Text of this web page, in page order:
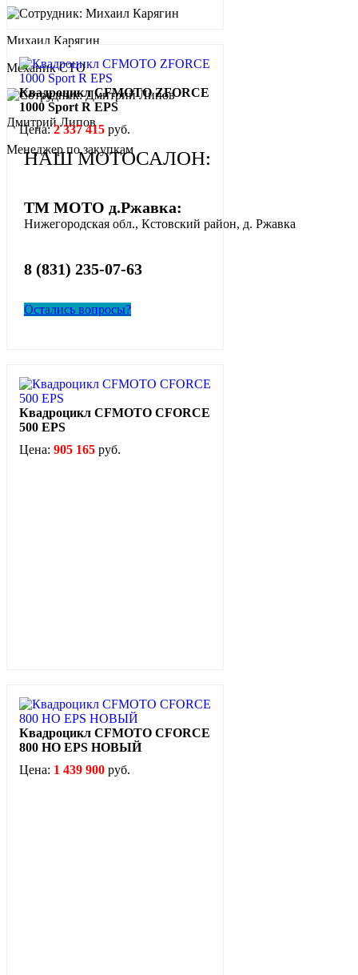
Квадроцикл CFMOTO ZFORCE
1000 Sport R EPS
Цена:2 337 415 руб.
Квадроцикл CFMOTO CFORCE
500 EPS
Цена: 905 165 руб.
Квадроцикл CFMOTO CFORCE
800 HO EPS НОВЫЙ
Цена: 1 439 900 руб.
Михаил Карягин
Механик СТО
Дмитрий Липов
Менеджер по закупкам
НАШ МОТОСАЛОН:
ТМ МОТО д.Ржавка:
Нижегородская обл., Кстовский район, д. Ржавка
8 (831) 235-07-63
Остались вопросы?